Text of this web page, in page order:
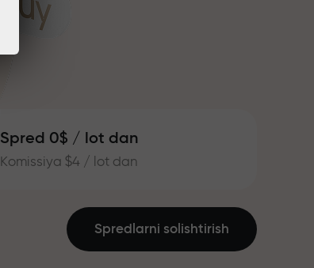
Spred 0$ / lot dan
Komissiya $4 / lot dan
Spredlarni solishtirish